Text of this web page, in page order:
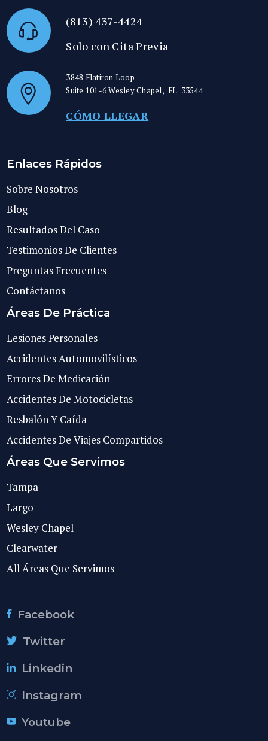
(813) 437-4424
Solo con Cita Previa
3848 Flatiron Loop
Suite 101-6Wesley Chapel, FL 33544
CÓMO LLEGAR
Enlaces Rápidos
Sobre Nosotros
Blog
Resultados Del Caso
Testimonios De Clientes
Preguntas Frecuentes
Contáctanos
Áreas De Práctica
Lesiones Personales
Accidentes Automovilísticos
Errores De Medicación
Accidentes De Motocicletas
Resbalón Y Caída
Accidentes De Viajes Compartidos
Áreas Que Servimos
Tampa
Largo
Wesley Chapel
Clearwater
All Áreas Que Servimos
Facebook
Twitter
Linkedin
Instagram
Youtube